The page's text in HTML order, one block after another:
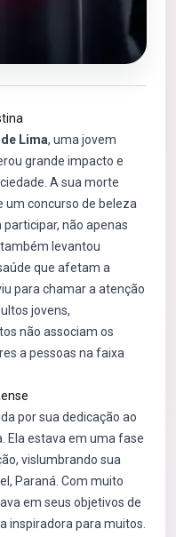
Lima, uma jovem
grande impacto e
A sua morte
um concurso de beleza
não apenas
levantou
que afetam a
para chamar a atenção
jovens,
não associam os
a pessoas na faixa
por sua dedicação ao
Ela estava em uma fase
vislumbrando sua
Paraná. Com muito
em seus objetivos de
inspiradora para muitos.